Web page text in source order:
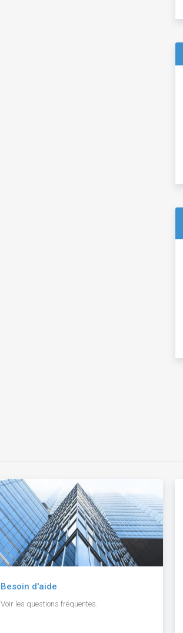
Besoin d'aide
Voir les questions fréquentes.